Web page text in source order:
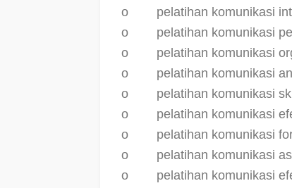
o
pelatihan komunikasi
o
pelatihan komunikasi
o
pelatihan komunikasi
o
pelatihan komunikasi
o
pelatihan komunikasi
o
pelatihan komunikasi
o
pelatihan komunikasi
o
pelatihan komunikasi
o
pelatihan komunikasi